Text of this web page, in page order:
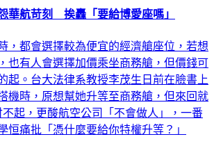
華航苛刻 挨轟「要給博愛座嗎」
，都會選擇較為便宜的經濟艙座位，若想
也有人會選擇加價乘坐商務艙，但價錢可
起。台大法律系教授李茂生日前在臉書上
機時，原想幫她升等至商務艙，但來回就
起，更酸航空公司「不會做人」，一番
恒痛批「憑什麼要給你特權升等？」